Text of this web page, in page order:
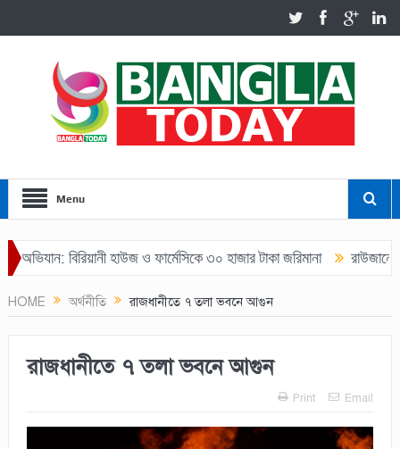
Menu
বিরিয়ানী হাউজ ও ফার্মেসিকে ৩০ হাজার টাকা জরিমানা রাউজানে
HOME অর্থনীতি রাজধানীতে ৭ তলা ভবনে আগুন
রাজধানীতে ৭ তলা ভবনে আগুন
Print Email